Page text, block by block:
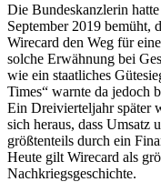
Die Bundeskanzlerin
September 2019 bemüht,
Wirecard den Weg für
solche Erwähnung bei
wie ein staatliches
Times“ warnte da jedoch
Ein Dreivierteljahr später
sich heraus, dass Umsatz
größtenteils durch ein
Heute gilt Wirecard als
Nachkriegsgeschichte.